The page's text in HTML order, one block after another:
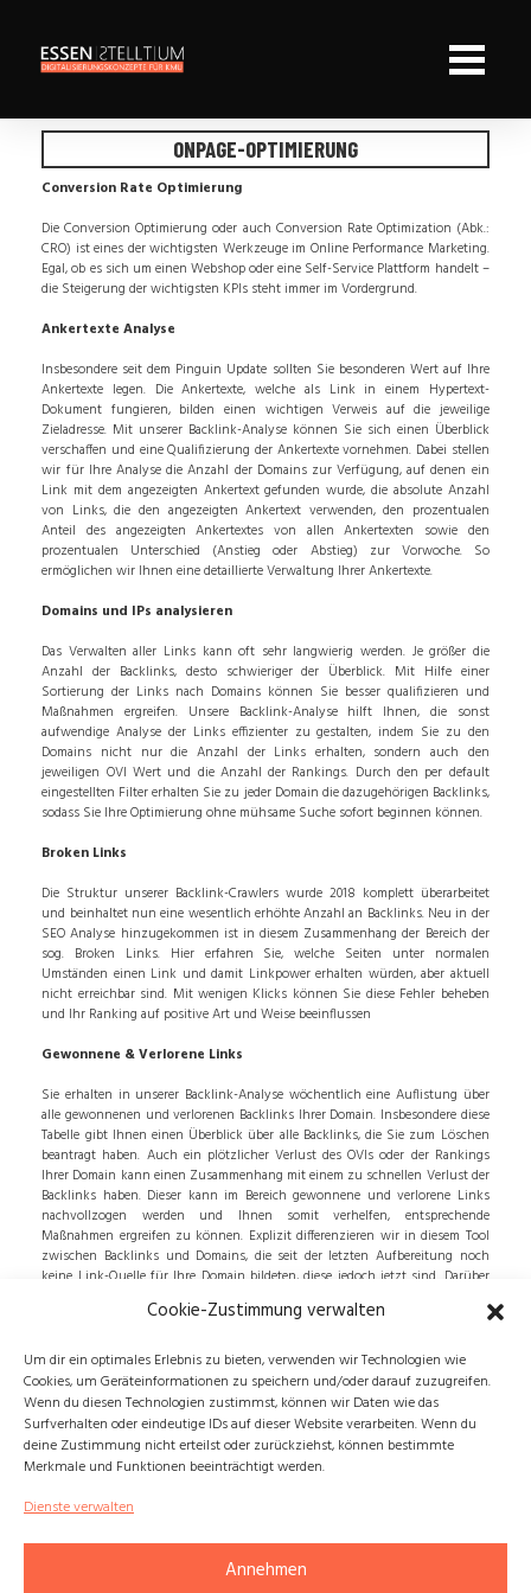
Cookie-Zustimmung verwalten
Um dir ein optimales Erlebnis zu bieten, verwenden wir Technologien wie
Cookies, um Geräteinformationen zu speichern und/oder darauf zuzugreifen.
Wenn du diesen Technologien zustimmst, können wir Daten wie das
Surfverhalten oder eindeutige IDs auf dieser Website verarbeiten. Wenn du
deine Zustimmung nicht erteilst oder zurückziehst, können bestimmte
Merkmale und Funktionen beeinträchtigt werden.
Dienste verwalten
Annehmen
ONPAGE-OPTIMIERUNG
Conversion Rate Optimierung
Die Conversion Optimierung oder auch Conversion Rate Optimization (Abk.:
CRO) ist eines der wichtigsten Werkzeuge im Online Performance Marketing.
Egal, ob es sich um einen Webshop oder eine Self-Service Plattform handelt –
die Steigerung der wichtigsten KPIs steht immer im Vordergrund.
Ankertexte Analyse
Insbesondere seit dem Pinguin Update sollten Sie besonderen Wert auf Ihre
Ankertexte legen. Die Ankertexte, welche als Link in einem Hypertext-
Dokument fungieren, bilden einen wichtigen Verweis auf die jeweilige
Zieladresse. Mit unserer Backlink-Analyse können Sie sich einen Überblick
verschaffen und eine Qualifizierung der Ankertexte vornehmen. Dabei stellen
wir für Ihre Analyse die Anzahl der Domains zur Verfügung, auf denen ein
Link mit dem angezeigten Ankertext gefunden wurde, die absolute Anzahl
von Links, die den angezeigten Ankertext verwenden, den prozentualen
Anteil des angezeigten Ankertextes von allen Ankertexten sowie den
prozentualen Unterschied (Anstieg oder Abstieg) zur Vorwoche. So
ermöglichen wir Ihnen eine detaillierte Verwaltung Ihrer Ankertexte.
Domains und IPs analysieren
Das Verwalten aller Links kann oft sehr langwierig werden. Je größer die
Anzahl der Backlinks, desto schwieriger der Überblick. Mit Hilfe einer
Sortierung der Links nach Domains können Sie besser qualifizieren und
Maßnahmen ergreifen. Unsere Backlink-Analyse hilft Ihnen, die sonst
aufwendige Analyse der Links effizienter zu gestalten, indem Sie zu den
Domains nicht nur die Anzahl der Links erhalten, sondern auch den
jeweiligen OVI Wert und die Anzahl der Rankings. Durch den per default
eingestellten Filter erhalten Sie zu jeder Domain die dazugehörigen Backlinks,
sodass Sie Ihre Optimierung ohne mühsame Suche sofort beginnen können.
Broken Links
Die Struktur unserer Backlink-Crawlers wurde 2018 komplett überarbeitet
und beinhaltet nun eine wesentlich erhöhte Anzahl an Backlinks. Neu in der
SEO Analyse hinzugekommen ist in diesem Zusammenhang der Bereich der
sog. Broken Links. Hier erfahren Sie, welche Seiten unter normalen
Umständen einen Link und damit Linkpower erhalten würden, aber aktuell
nicht erreichbar sind. Mit wenigen Klicks können Sie diese Fehler beheben
und Ihr Ranking auf positive Art und Weise beeinflussen
Gewonnene & Verlorene Links
Sie erhalten in unserer Backlink-Analyse wöchentlich eine Auflistung über
alle gewonnenen und verlorenen Backlinks Ihrer Domain. Insbesondere diese
Tabelle gibt Ihnen einen Überblick über alle Backlinks, die Sie zum Löschen
beantragt haben. Auch ein plötzlicher Verlust des OVIs oder der Rankings
Ihrer Domain kann einen Zusammenhang mit einem zu schnellen Verlust der
Backlinks haben. Dieser kann im Bereich gewonnene und verlorene Links
nachvollzogen werden und Ihnen somit verhelfen, entsprechende
Maßnahmen ergreifen zu können. Explizit differenzieren wir in diesem Tool
zwischen Backlinks und Domains, die seit der letzten Aufbereitung noch
keine Link-Quelle für Ihre Domain bildeten, diese jedoch jetzt sind. Darüber
keine Link-Quelle für Ihre Domain bilden.
REFERENZPROJEKTE
InnoGPS
Digitalisierung-Projekt
Plattform für Bauaufträge
WICHTIGE LINKS
Kontakt
Datenschutzerklärung